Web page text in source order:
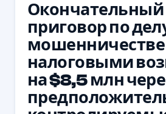
Окончательный
приговор по
мошенничестве
налоговыми
на $8,5 млн